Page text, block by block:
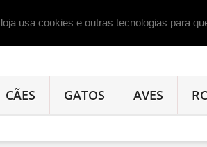
CÃES GATOS AVES
usa cookies e outras tecnologias para